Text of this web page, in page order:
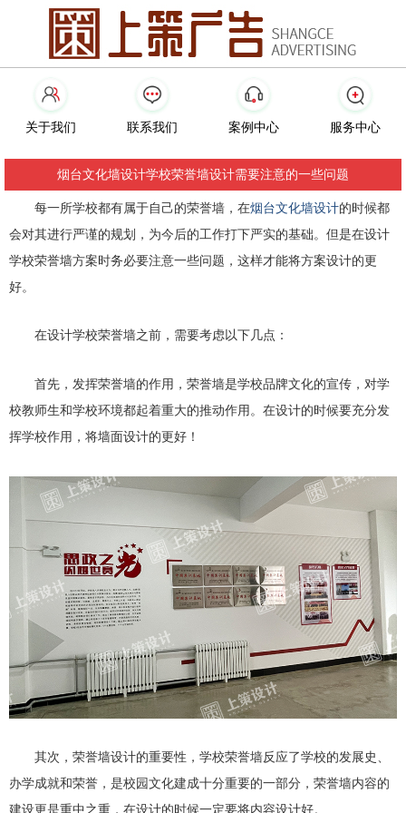
关于我们 联系我们 案例中心 服务中心
烟台文化墙设计学校荣誉墙设计需要注意的一些问题
每一所学校都有属于自己的荣誉墙，在烟台文化墙设计的时候都
会对其进行严谨的规划，为今后的工作打下严实的基础。但是在设计
学校荣誉墙方案时务必要注意一些问题，这样才能将方案设计的更
好。
在设计学校荣誉墙之前，需要考虑以下几点：
首先，发挥荣誉墙的作用， 荣誉墙是学校品牌文化的宣传，对学
校教师生和学校环境都起着重大的推动作用。在设计的时候要充分发
挥学校作用，将墙面设计的更好！
其次，荣誉墙设计的重要性， 学校荣誉墙反应了学校的发展史、
办学成就和荣誉，是校园文化建成十分重要的一部分，荣誉墙内容的
建设更是重中之重，在设计的时候一定要将内容设计好。